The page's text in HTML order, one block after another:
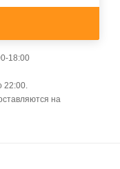
18:00
22:00.
на